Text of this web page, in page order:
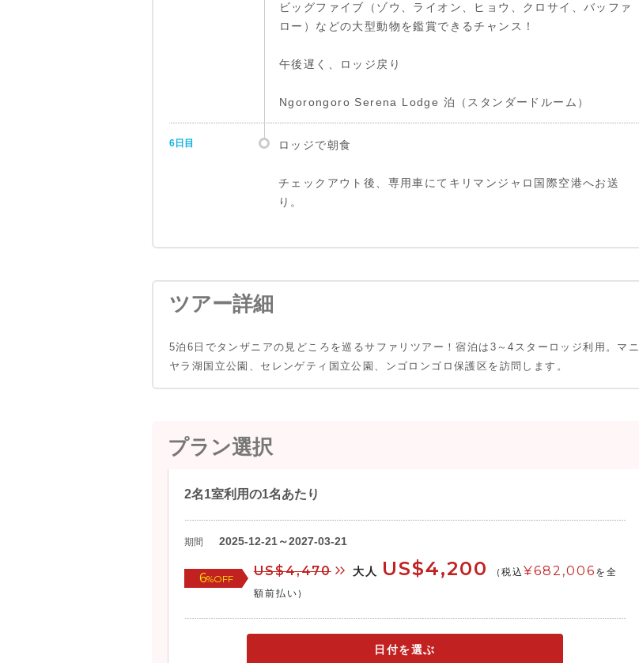
ビッグファイブ（ゾウ、ライオン、ヒョウ、クロサイ、バッファ
ロー）などの大型動物を鑑賞できるチャンス！
午後遅く、ロッジ戻り
Ngorongoro Serena Lodge 泊（スタンダードルーム）
6日目 ロッジで朝食
チェックアウト後、専用車にてキリマンジャロ国際空港へお送
り。
ツアー詳細
5泊6日でタンザニアの見どころを巡るサファリツアー！宿泊は3～4スターロッジ利用。マニ
ヤラ湖国立公園、セレンゲティ国立公園、ンゴロンゴロ保護区を訪問します。
プラン選択
2名1室利用の1名あたり
期間 2025-12-21～2027-03-21
6%OFF
US$4,470 大人 US$4,200 (税込 ¥682,006 を全
額前払い)
日付を選ぶ